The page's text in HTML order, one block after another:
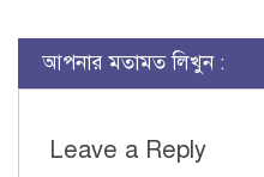
আপনার মতামত লিখুন :
Leave a Reply